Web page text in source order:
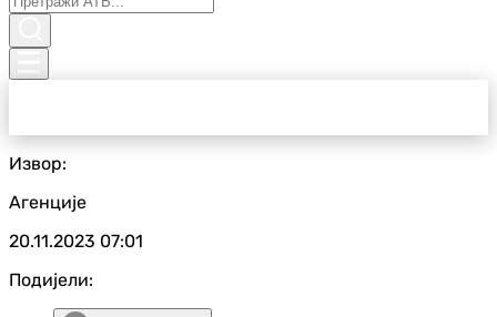
Извор:
Агенције
20.11.2023 07:01
Подијели: